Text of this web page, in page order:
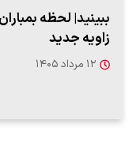
زاویه جدید
۱۲ مرداد ۱۴۰۵